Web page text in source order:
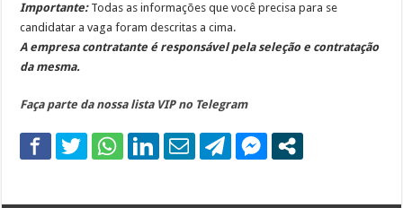
Importante:Todas as informações que você precisa para se
candidatar a vaga foram descritas a cima.
A empresa contratante é responsável pela seleção e contratação
da mesma.
Faça parte da nossa lista VIP no Telegram